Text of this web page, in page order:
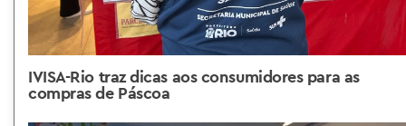
IVISA-Rio traz dicas aos consumidores para as
compras de Páscoa